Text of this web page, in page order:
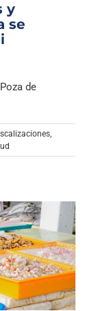
y
se
de
,